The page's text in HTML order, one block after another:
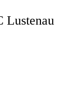
Lustenau